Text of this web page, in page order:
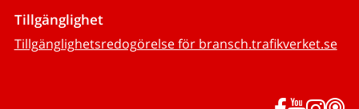
Tillgänglighet
Tillgänglighetsredogörelse för bransch.trafikverket.se